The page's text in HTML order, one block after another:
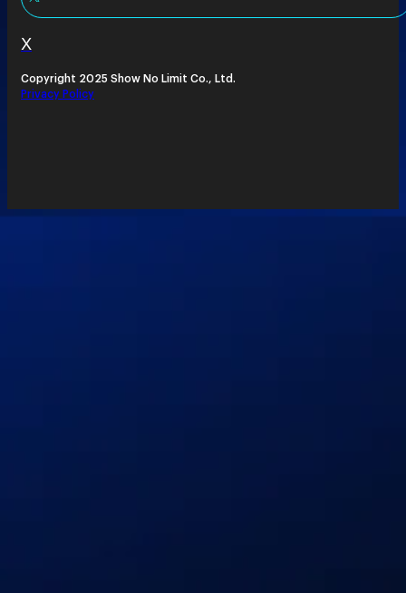
X
Copyright 2025 Show No Limit Co., Ltd.
Privacy Policy